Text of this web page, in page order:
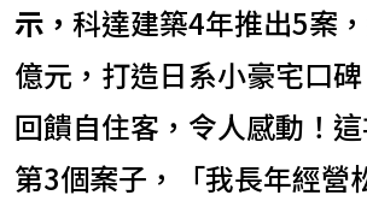
示， 科達建築4年推出5案
億元，打造日系小豪宅口
回饋自住客，令人感動！
第3個案子，「我長年經營